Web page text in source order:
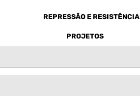
REPRESSÃO E RESISTÊNCIA
PROJETOS